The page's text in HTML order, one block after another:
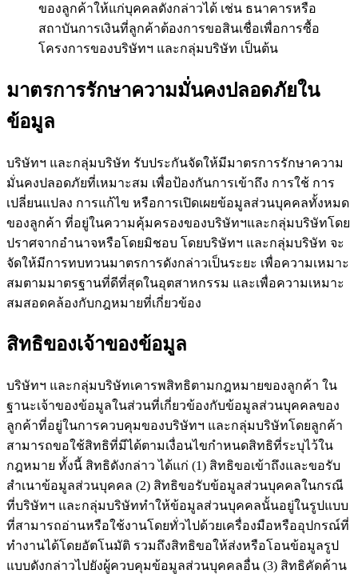
ของลูกค้าให้แก่บุคคลดังกล่าวได้ เช่น ธนาคารหรือ
สถาบันการเงินที่ลูกค้าต้องการขอสินเชื่อเพื่อการซื้อ
โครงการของบริษัทฯ และกลุ่มบริษัท เป็นต้น
มาตรการรักษาความมั่นคงปลอดภัยใน
ข้อมูล
บริษัทฯ และกลุ่มบริษัท รับประกันจัดให้มีมาตรการรักษาความ
มั่นคงปลอดภัยที่เหมาะสม เพื่อป้องกันการเข้าถึง การใช้ การ
เปลี่ยนแปลง การแก้ไข หรือการเปิดเผยข้อมูลส่วนบุคคลทั้งหมด
ของลูกค้า ที่อยู่ในความคุ้มครองของบริษัทฯและกลุ่มบริษัทโดย
ปราศจากอำนาจหรือโดยมิชอบ โดยบริษัทฯ และกลุ่มบริษัท จะ
จัดให้มีการทบทวนมาตรการดังกล่าวเป็นระยะ เพื่อความเหมาะ
สมตามมาตรฐานที่ดีที่สุดในอุตสาหกรรม และเพื่อความเหมาะ
สมสอดคล้องกับกฎหมายที่เกี่ยวข้อง
สิทธิของเจ้าของข้อมูล
บริษัทฯ และกลุ่มบริษัทเคารพสิทธิตามกฎหมายของลูกค้า ใน
ฐานะเจ้าของข้อมูลในส่วนที่เกี่ยวข้องกับข้อมูลส่วนบุคคลของ
ลูกค้าที่อยู่ในการควบคุมของบริษัทฯ และกลุ่มบริษัทโดยลูกค้า
สามารถขอใช้สิทธิที่มีได้ตามเงื่อนไขกำหนดสิทธิที่ระบุไว้ใน
กฎหมาย ทั้งนี้ สิทธิดังกล่าว ได้แก่ (1) สิทธิขอเข้าถึงและขอรับ
สำเนาข้อมูลส่วนบุคคล (2) สิทธิขอรับข้อมูลส่วนบุคคลในกรณี
ที่บริษัทฯ และกลุ่มบริษัททำให้ข้อมูลส่วนบุคคลนั้นอยู่ในรูปแบบ
ที่สามารถอ่านหรือใช้งานโดยทั่วไปด้วยเครื่องมือหรืออุปกรณ์ที่
ทำงานได้โดยอัตโนมัติ รวมถึงสิทธิขอให้ส่งหรือโอนข้อมูลรูป
แบบดังกล่าวไปยังผู้ควบคุมข้อมูลส่วนบุคคลอื่น (3) สิทธิคัดค้าน